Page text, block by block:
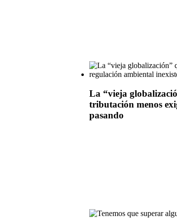
La “vieja
tributación menos
pasando